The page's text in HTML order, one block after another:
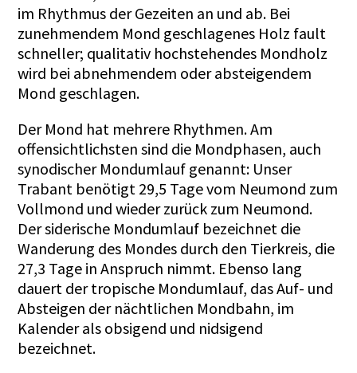
im Rhythmus der Gezeiten an und ab. Bei
zunehmendem Mond geschlagenes Holz fault
schneller; qualitativ hochstehendes Mondholz
wird bei abnehmendem oder absteigendem
Mond geschlagen.
Der Mond hat mehrere Rhythmen. Am
offensichtlichsten sind die Mondphasen, auch
synodischer Mondumlauf genannt: Unser
Trabant benötigt 29,5 Tage vom Neumond zum
Vollmond und wieder zurück zum Neumond.
Der siderische Mondumlauf bezeichnet die
Wanderung des Mondes durch den Tierkreis, die
27,3 Tage in Anspruch nimmt. Ebenso lang
dauert der tropische Mondumlauf, das Auf- und
Absteigen der nächtlichen Mondbahn, im
Kalender als obsigend und nidsigend
bezeichnet.